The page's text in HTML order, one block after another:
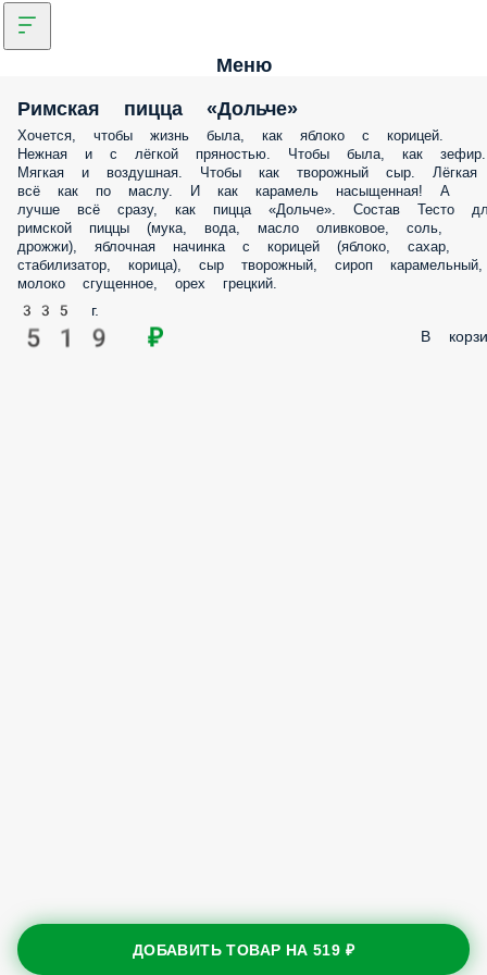
Меню
Римская пицца «Дольче»
Хочется, чтобы жизнь была, как яблоко с корицей.
Нежная и с лёгкой пряностью. Чтобы была, как зефир.
Мягкая и воздушная. Чтобы как творожный сыр.
всё как по маслу. И как карамель насыщенная! А
лучше всё сразу, как пицца «Дольче». Состав Тесто
римской пиццы (мука, вода, масло оливковое, соль,
дрожжи), яблочная начинка с корицей (яблоко, сахар,
стабилизатор, корица), сыр творожный, сироп карамельный,
молоко сгущенное, орех грецкий.
335 г.
519 ₽ В
ДОБАВИТЬ ТОВАР НА519 ₽